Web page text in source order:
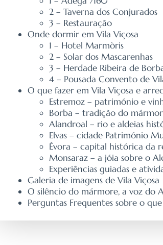
2 – Taverna dos Conjurados
3 – Restauração
Onde dormir em Vila Viçosa
1 – Hotel Marmòris
2 – Solar dos Mascarenhas
3 – Herdade Ribeira de
4 – Pousada Convento de
O que fazer em Vila Viçosa e
Estremoz – património e
Borba – tradição do
Alandroal – rio e aldeias
Elvas – cidade Património
Évora – capital histórica da
Monsaraz – a jóia sobre o
Experiências guiadas e
Galeria de imagens de Vila Viçosa
O silêncio do mármore, a voz do
Perguntas Frequentes sobre o